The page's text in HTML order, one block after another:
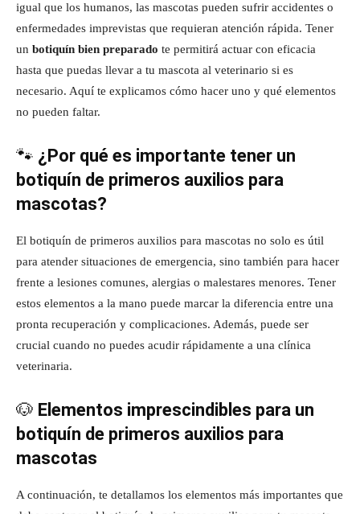
igual que los humanos, las mascotas pueden sufrir accidentes o
enfermedades imprevistas que requieran atención rápida. Tener
un botiquín bien preparado te permitirá actuar con eficacia
hasta que puedas llevar a tu mascota al veterinario si es
necesario. Aquí te explicamos cómo hacer uno y qué elementos
no pueden faltar.
🐾 ¿Por qué es importante tener un
botiquín de primeros auxilios para
mascotas?
El botiquín de primeros auxilios para mascotas no solo es útil
para atender situaciones de emergencia, sino también para hacer
frente a lesiones comunes, alergias o malestares menores. Tener
estos elementos a la mano puede marcar la diferencia entre una
pronta recuperación y complicaciones. Además, puede ser
crucial cuando no puedes acudir rápidamente a una clínica
veterinaria.
🐶 Elementos imprescindibles para un
botiquín de primeros auxilios para
mascotas
A continuación, te detallamos los elementos más importantes que